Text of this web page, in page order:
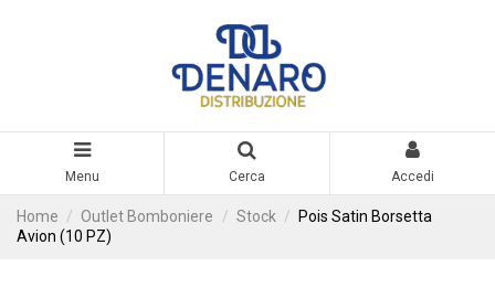
Menu Cerca Accedi
Home Outlet Bomboniere Stock
Pois Satin Borsetta
Avion (10 PZ)